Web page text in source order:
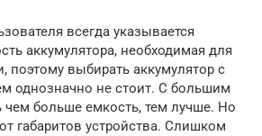
всегда указывается
аккумулятора, необходимая для
поэтому выбирать аккумулятор с
однозначно не стоит. С большим
больше емкость, тем лучше. Но
габаритов устройства. Слишком